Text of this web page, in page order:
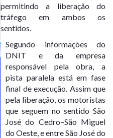
permitindo a liberação do
tráfego em ambos os
sentidos.
Segundo informações do
DNIT e da empresa
responsável pela obra, a
pista paralela está em fase
final de execução. Assim que
pela liberação, os motoristas
que seguem no sentido São
José do Cedro–São Miguel
do Oeste, e entre São José do